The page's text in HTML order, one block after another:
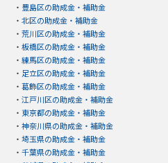
・ 豊島区の助成金・補助金
・ 北区の助成金・補助金
・ 荒川区の助成金・補助金
・ 板橋区の助成金・補助金
・ 練馬区の助成金・補助金
・ 足立区の助成金・補助金
・ 葛飾区の助成金・補助金
・ 江戸川区の助成金・補助金
・ 東京都の助成金・補助金
・ 神奈川県の助成金・補助金
・ 埼玉県の助成金・補助金
・ 千葉県の助成金・補助金